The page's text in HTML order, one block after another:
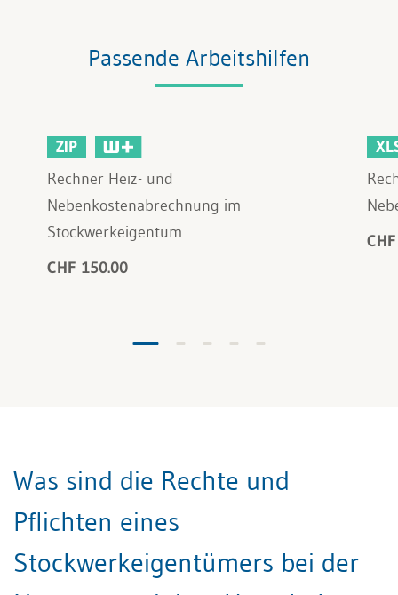
Passende Arbeitshilfen
ZIP
Rechner Heiz- und
Nebenkostenabrechnung im
Stockwerkeigentum
CHF 150.00
Was sind die Rechte und
Pflichten eines
Stockwerkeigentümers bei der